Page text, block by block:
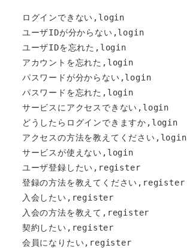
ログインできない,login
ユーザIDが分からない,login
ユーザIDを忘れた,login
アカウントを忘れた,login
パスワードが分からない,login
パスワードを忘れた,login
サービスにアクセスできない,login
どうしたらログインできますか,login
アクセスの方法を教えてください,login
サービスが使えない,login
ユーザ登録したい,register
登録の方法を教えてください,register
入会したい,register
入会の方法を教えて,register
契約したい,register
会員になりたい,register